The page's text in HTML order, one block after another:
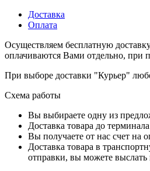
Доставка
Оплата
Осуществляем бесплатную
оплачиваются Вами отдельно, при
При выборе доставки "Курьер"
Схема работы
Вы выбираете одну из
Доставка товара до
Вы получаете от нас счет на
Доставка товара в
отправки, вы можете